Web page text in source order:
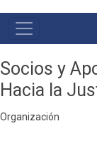
NAVEGAÇÃO
PRINCIPAL
Socios y
Hacia la
Organización